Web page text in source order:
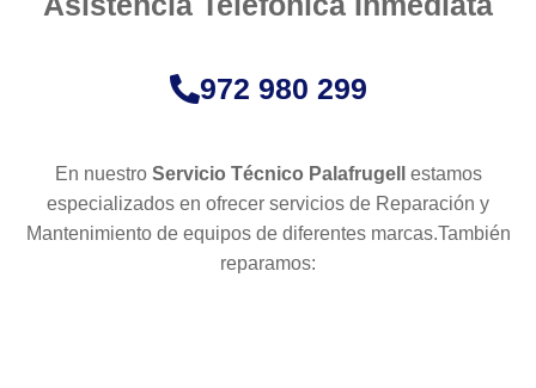
972 980 299
En nuestro Servicio Técnico Palafrugell
estamos
especializados en ofrecer servicios de Reparación y
Mantenimiento de equipos de diferentes marcas.También
reparamos: